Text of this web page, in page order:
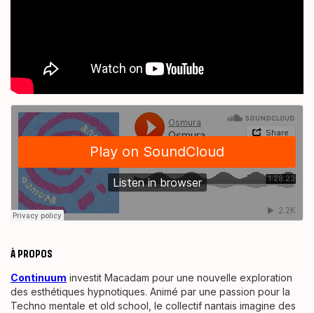
À PROPOS
Continuum investit Macadam pour une nouvelle exploration
des esthétiques hypnotiques. Animé par une passion pour la
Techno mentale et old school, le collectif nantais imagine des